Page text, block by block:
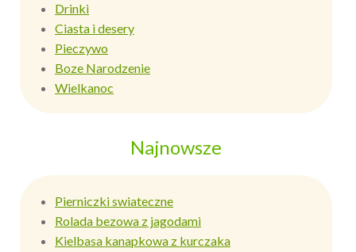
Drinki
Ciasta i desery
Pieczywo
Boze Narodzenie
Wielkanoc
Najnowsze
Pierniczki swiateczne
Rolada bezowa z jagodami
Kielbasa kanapkowa z kurczaka